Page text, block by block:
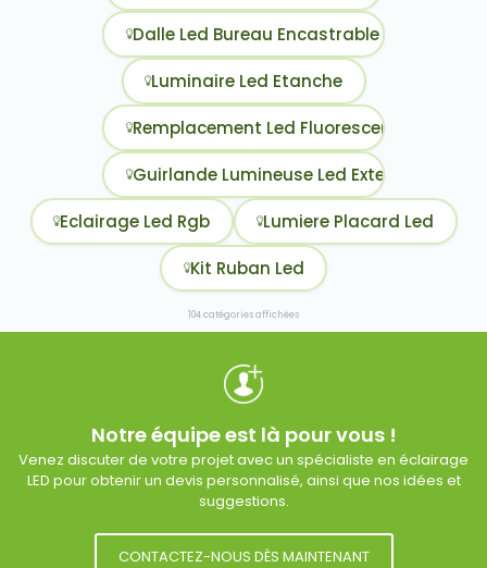
Dalle Led Bureau Encastrable
Luminaire Led Etanche
Remplacement Led Fluorescent
Guirlande Lumineuse Led Exterieure
Eclairage Led Rgb Lumiere Placard Led
Kit Ruban Led
104 catégories affichées
Notre équipe est là pour vous !
Venez discuter de votre projet avec un spécialiste en éclairage
LED pour obtenir un devis personnalisé, ainsi que nos idées et
suggestions.
CONTACTEZ-NOUS DÈS MAINTENANT